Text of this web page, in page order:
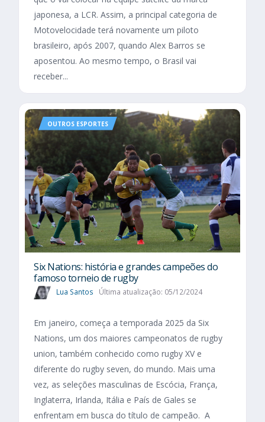
japonesa, a LCR. Assim, a principal categoria de
Motovelocidade terá novamente um piloto
brasileiro, após 2007, quando Alex Barros se
aposentou. Ao mesmo tempo, o Brasil vai
receber...
OUTROS ESPORTES
Six Nations​: história e grandes campeões do
famoso torneio de rugby
Lua Santos Última atualização: 05/12/2024
Em janeiro, começa a temporada 2025 da Six
Nations, um dos maiores campeonatos de rugby
union, também conhecido como rugby XV e
diferente do rugby seven, do mundo. Mais uma
vez, as seleções masculinas de Escócia, França,
Inglaterra, Irlanda, Itália e País de Gales se
enfrentam em busca do título de campeão. A